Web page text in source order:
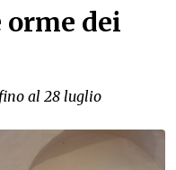
orme dei
al 28 luglio